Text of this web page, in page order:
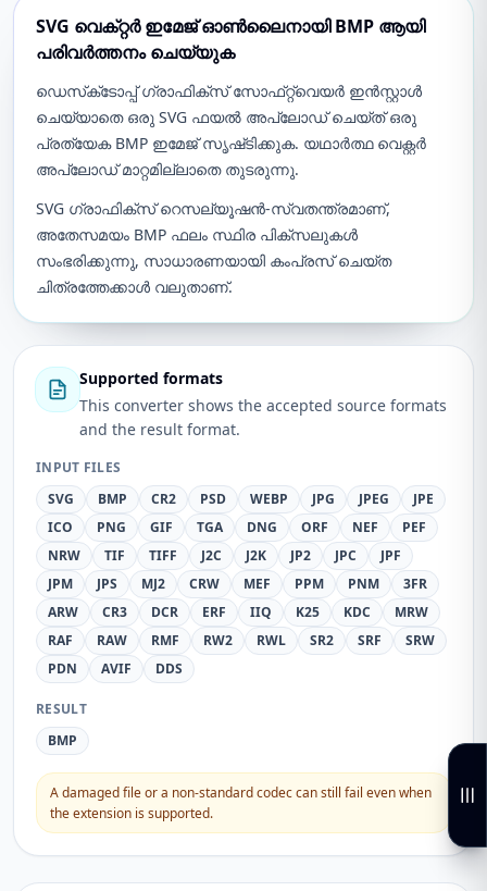
SVG വെക്‌റ്റർ ഇമേജ് ഓൺലൈനായി BMP ആയി
പരിവർത്തനം ചെയ്യുക
ഡെസ്‌ക്‌ടോപ്പ് ഗ്രാഫിക്‌സ് സോഫ്‌റ്റ്‌വെയർ ഇൻസ്റ്റാൾ
ചെയ്യാതെ ഒരു SVG ഫയൽ അപ്‌ലോഡ് ചെയ്‌ത് ഒരു
പ്രത്യേക BMP ഇമേജ് സൃഷ്‌ടിക്കുക. യഥാർത്ഥ വെക്റ്റർ
അപ്‌ലോഡ് മാറ്റമില്ലാതെ തുടരുന്നു.
SVG ഗ്രാഫിക്സ് റെസല്യൂഷൻ-സ്വതന്ത്രമാണ്,
അതേസമയം BMP ഫലം സ്ഥിര പിക്സലുകൾ
സംഭരിക്കുന്നു, സാധാരണയായി കംപ്രസ് ചെയ്ത
ചിത്രത്തേക്കാൾ വലുതാണ്.
Supported formats
This converter shows the accepted source formats
and the result format.
INPUT FILES
SVG
BMP CR2 PSD WEBP JPG JPEG
JPE
ICO
PNG GIF TGA DNG ORF NEF
PEF
NRW
TIF TIFF J2C J2K JP2 JPC
JPF
JPM
JPS MJ2 CRW MEF PPM PNM
3FR
ARW
CR3 DCR ERF IIQ K25 KDC
MRW
RAF
RAW RMF RW2 RWL SR2 SRF
SRW
PDN
AVIF DDS
RESULT
BMP
A damaged file or a non-standard codec can still fail even when
the extension is supported.